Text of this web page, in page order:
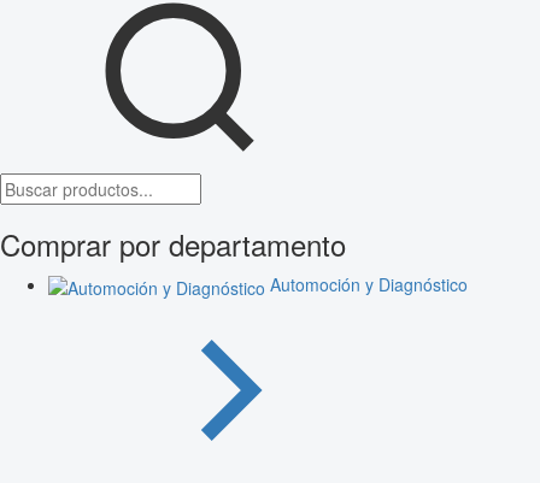
Comprar por departamento
Automoción y Diagnóstico